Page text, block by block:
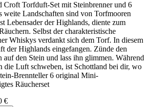
Croft Torfduft-Set mit Steinbrenner und 6
weite Landschaften sind von Torfmooren
Lebensader der Highlands, diente zum
Selbst der charakteristische
Whiskys verdankt sich dem Torf. In diesem
der Highlands eingefangen. Zünde den
auf den Stein und lass ihn glimmen. Während
die Luft schweben, ist Schottland bei dir, wo
Brennteller 6 original Mini-
Räucherset
€